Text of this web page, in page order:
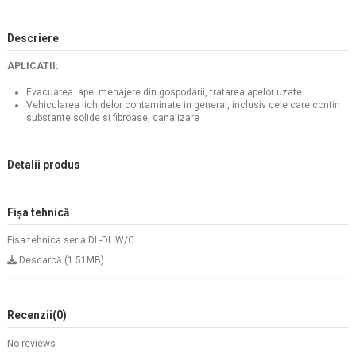
Descriere
APLICATII:
Evacuarea apei menajere din gospodarii, tratarea apelor uzate
Vehicularea lichidelor contaminate in general, inclusiv cele care contin
substante solide si fibroase, canalizare
Detalii produs
Fișa tehnică
Fisa tehnica seria DL-DL W/C
Descarcă (1.51MB)
Recenzii(0)
No reviews